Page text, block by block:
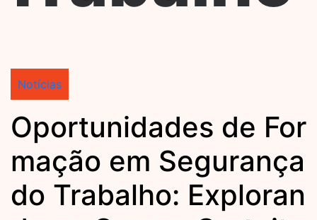
Notícias
Oportunidades de For
mação em Segurança
do Trabalho: Exploran